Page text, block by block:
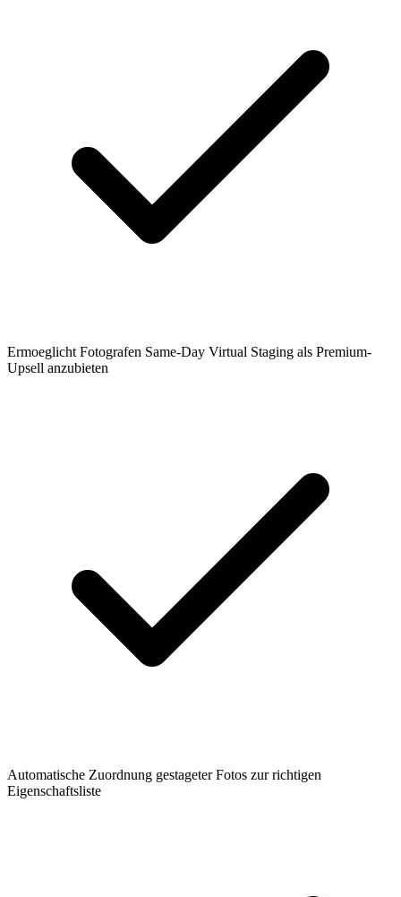
Ermoeglicht Fotografen Same-Day Virtual Staging als Premium-
Upsell anzubieten
Automatische Zuordnung gestageter Fotos zur richtigen
Eigenschaftsliste